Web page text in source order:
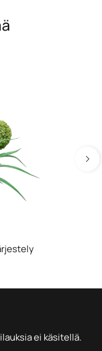
ei käsitellä.